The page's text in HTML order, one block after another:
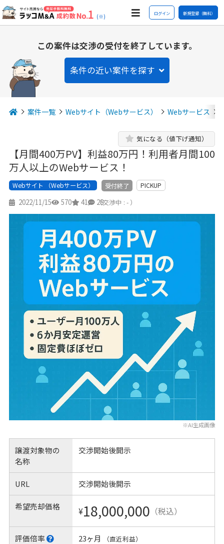
(※) ログイン 新規登録（無料）
この案件は交渉の受付を終了しています。
条件の近い案件を探す
案件一覧 Webサイト（Webサービス） Webサービス
【月間400万PV】利益80万円！利用者月間100
万人以上のWebサービス！
気になる（値下げ通知）
Webサイト （Webサービス） 受付終了 PICKUP
2022/11/15 570 41 28
（交渉中 : - ）
※AI生成画像
譲渡対象物の
名称
交渉開始後開示
URL 交渉開始後開示
希望売却価格 ¥18,000,000 （税込）
評価倍率 23ヶ月 （直近利益）